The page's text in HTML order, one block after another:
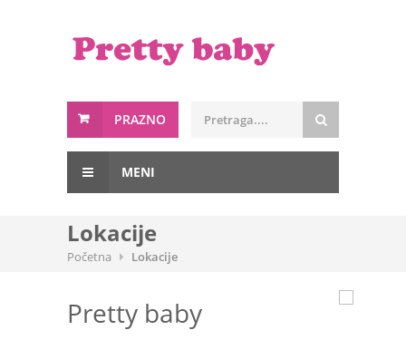
PRAZNO
MENI
Lokacije
Početna Lokacije
Pretty baby